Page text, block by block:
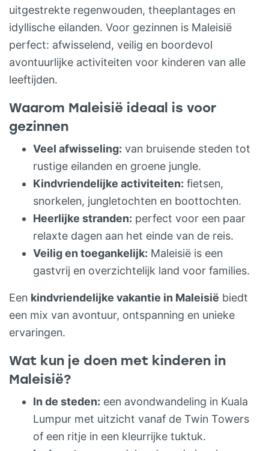
zorgvuldige selectie gemaakt. Heb je
voorkeur voor een ander hotel tijdens de
reis? Dan zijn er mogelijkheden.
PROGRAMMA: Dag 1 Kuala Lumpur Dag 2
Kuala Lumpur Dag 3 Taman Negara Dag 4
Dag 6 Cameron Highlands Dag 7 Penang
Dag 8 Penang Dag 9 Penang Dag 10
Langkawi Dag 11 Langkawi Dag 12
Langkawi Dag 13 Langkawi
Overnachtingen Er worden zowel
kleinschalige middenklasse guesthouses
als luxe safarilodges geboekt, geschikt
voor gezinnen. Voor deze reis is al een
zorgvuldige selectie gemaakt. Maar heb je
voorkeur voor een andere accommodatie?
andere mogelijkheden. Inbegrepen: – alle
overnachtingen – 12x ontbijt, 2x diner –
vermelde transfers – autohuur voor 4
dagen – ferry-overtochten: Kuala
Tembeling – Taman Negara, Penang
de waterscooter bij Langkawi – per
boeking wordt er 100 m² tropisch
regenwoud beschermd Niet inbegrepen: –
uitgestrekte regenwouden, theeplantages en
idyllische eilanden. Voor gezinnen is Maleisië
perfect: afwisselend, veilig en boordevol
avontuurlijke activiteiten voor kinderen van alle
leeftijden.
Waarom Maleisië ideaal is voor
gezinnen
Veel afwisseling: van bruisende steden tot
rustige eilanden en groene jungle.
Kindvriendelijke activiteiten: fietsen,
snorkelen, jungletochten en boottochten.
Heerlijke stranden: perfect voor een paar
relaxte dagen aan het einde van de reis.
Veilig en toegankelijk: Maleisië is een
gastvrij en overzichtelijk land voor families.
Een kindvriendelijke vakantie in Maleisië biedt
een mix van avontuur, ontspanning en unieke
ervaringen.
Wat kun je doen met kinderen in
Maleisië?
In de steden: een avondwandeling in Kuala
Lumpur met uitzicht vanaf de Twin Towers
of een ritje in een kleurrijke tuktuk.